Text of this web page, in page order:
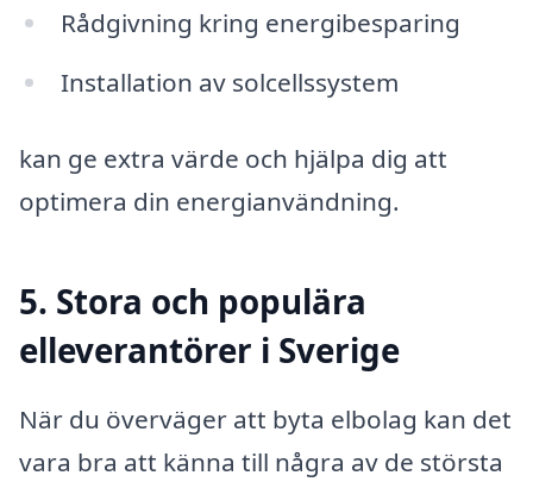
Rådgivning kring energibesparing
Installation av solcellssystem
kan ge extra värde och hjälpa dig att
optimera din energianvändning.
5. Stora och populära
elleverantörer i Sverige
När du överväger att byta elbolag kan det
vara bra att känna till några av de största